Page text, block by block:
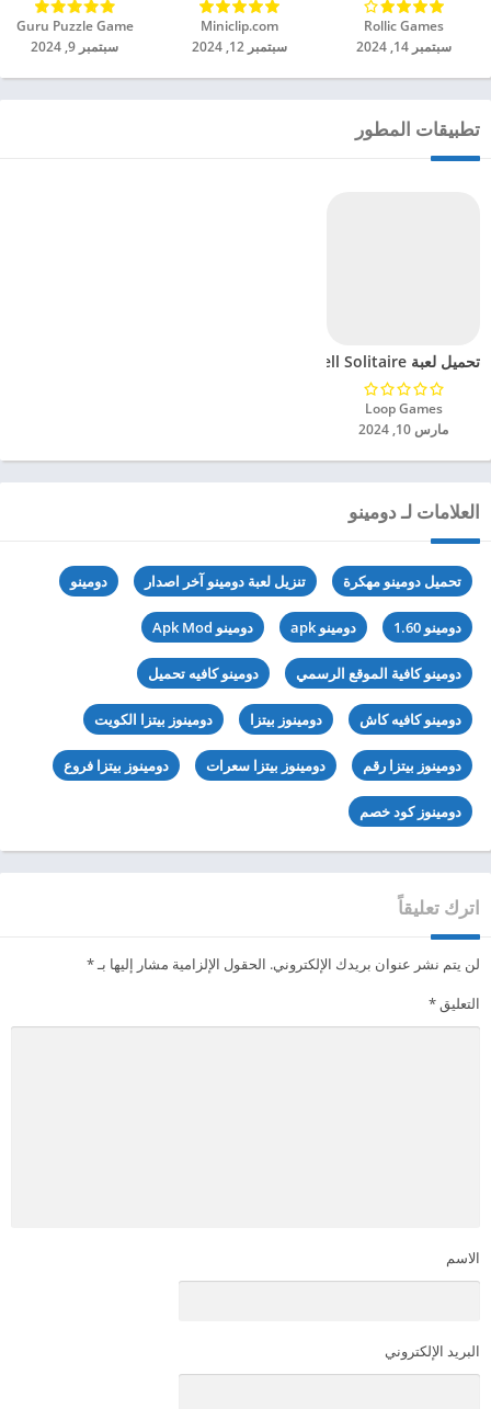
Rollic Games‏
سبتمبر 14, 2024
Miniclip.com‏
سبتمبر 12, 2024
Guru Puzzle Game‏
سبتمبر 9, 2024
تطبيقات المطور
تحميل لعبة FreeCell Solitaire مهكرة للاندرويد 2024
Loop Games‏
مارس 10, 2024
العلامات لـ دومينو
تحميل دومينو مهكرة تنزيل لعبة دومينو آخر اصدار دومينو
دومينو 1.60 دومينو apk دومينو Apk Mod
دومينو كافية الموقع الرسمي دومينو كافيه تحميل
دومينو كافيه كاش دومينوز بيتزا دومينوز بيتزا الكويت
دومينوز بيتزا رقم دومينوز بيتزا سعرات دومينوز بيتزا فروع
دومينوز كود خصم
اترك تعليقاً
لن يتم نشر عنوان بريدك الإلكتروني. الحقول الإلزامية مشار إليها بـ*
التعليق*
الاسم
البريد الإلكتروني